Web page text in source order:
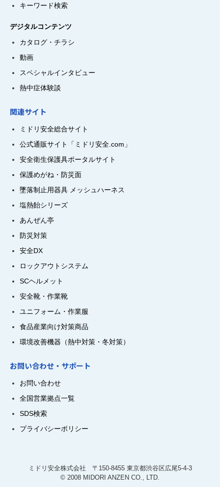
キーワード検索
デジタルコンテンツ
カタログ・チラシ
動画
スペシャルインタビュー
熱中症体験談
関連サイト
ミドリ安全総合サイト
公式通販サイト「ミドリ安全.com」
安全衛生保護具ポータルサイト
保護めがね・防災面
墜落制止用器具 メッシュハーネス
塩熱飴シリーズ
あんぜん亭
防災対策
安全DX
ロックアウトシステム
SCヘルメット
安全靴・作業靴
ユニフォーム・作業服
食品産業向け対策商品
環境改善機器（熱中対策・冬対策）
お問い合わせ・サポート
お問い合わせ
全国営業拠点一覧
SDS検索
プライバシーポリシー
ミドリ安全株式会社 〒150-8455 東京都渋谷区広尾5-4-3
© 2008 MIDORI ANZEN CO., LTD.